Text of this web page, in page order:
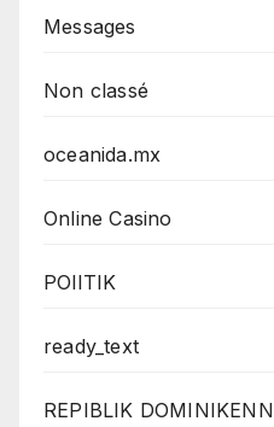
Messages
Non classé
oceanida.mx
Online Casino
POlITIK
ready_text
REPIBLIK DOMINIKENN